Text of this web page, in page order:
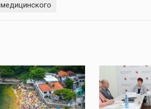
медицинского